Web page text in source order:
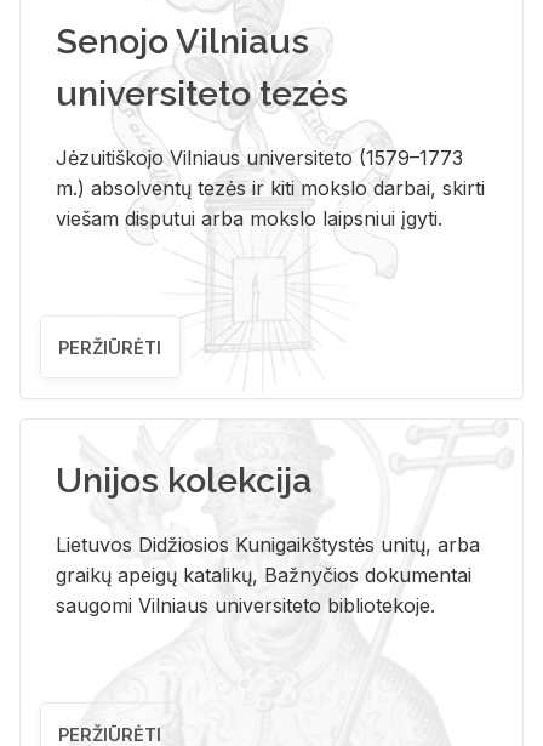
Senojo Vilniaus
universiteto tezės
Jėzuitiškojo Vilniaus universiteto (1579–1773
m.) absolventų tezės ir kiti mokslo darbai, skirti
viešam disputui arba mokslo laipsniui įgyti.
PERŽIŪRĖTI
Unijos kolekcija
Lietuvos Didžiosios Kunigaikštystės unitų, arba
graikų apeigų katalikų, Bažnyčios dokumentai
saugomi Vilniaus universiteto bibliotekoje.
PERŽIŪRĖTI